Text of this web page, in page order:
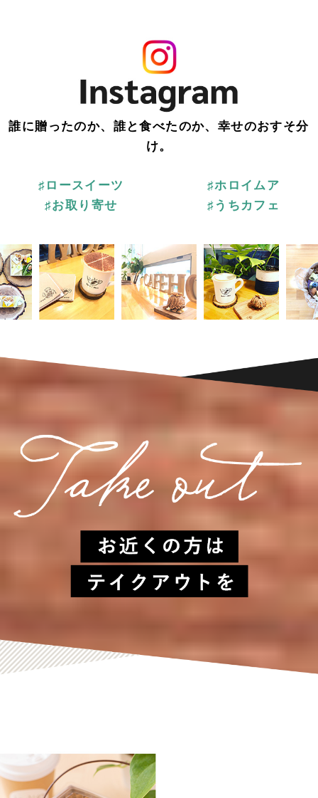
誰に贈ったのか、誰と食べたのか、幸せのおすそ分
け。
♯ロースイーツ
♯お取り寄せ
♯ホロイムア
♯うちカフェ